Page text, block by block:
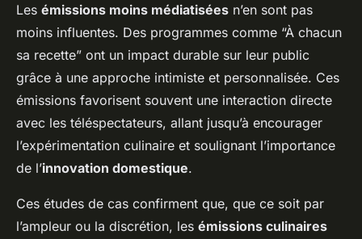
Les émissions moins médiatisées n’en sont pas
moins influentes. Des programmes comme “À chacun
sa recette” ont un impact durable sur leur public
grâce à une approche intimiste et personnalisée. Ces
émissions favorisent souvent une interaction directe
avec les téléspectateurs, allant jusqu’à encourager
l’expérimentation culinaire et soulignant l’importance
de l’innovation domestique.
Ces études de cas confirment que, que ce soit par
l’ampleur ou la discrétion, les émissions culinaires